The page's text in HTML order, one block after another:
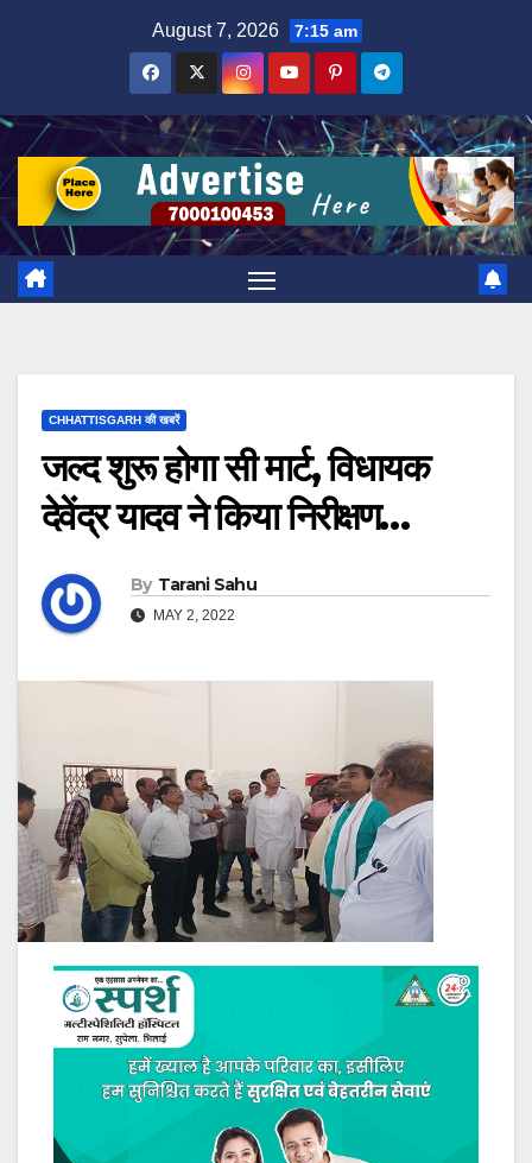
August 7, 2026 7:15 am
CHHATTISGARH की खबरें
जल्द शुरू होगा सी मार्ट, विधायक
देवेंद्र यादव ने किया निरीक्षण…
By Tarani Sahu
MAY 2, 2022